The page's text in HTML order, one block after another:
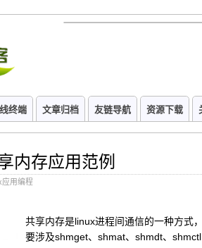
终端 文章归档 友链导航 资源下载
内存应用范例
应用编程
共享内存是linux进程间通信的一种方式
要涉及shmget、shmat、shmdt、